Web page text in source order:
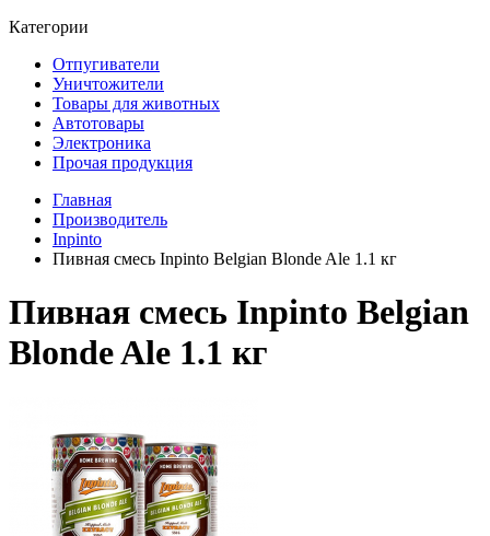
Категории
Отпугиватели
Уничтожители
Товары для животных
Автотовары
Электроника
Прочая продукция
Главная
Производитель
Inpinto
Пивная смесь Inpinto Belgian Blonde Ale 1.1 кг
Пивная смесь Inpinto Belgian
Blonde Ale 1.1 кг